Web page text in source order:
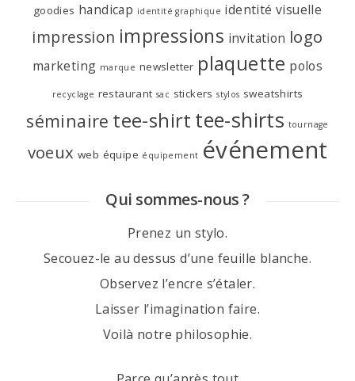
goodies handicap identité graphique identité visuelle
impression impressions invitation logo
marketing marque newsletter plaquette polos
recyclage restaurant sac stickers stylos sweatshirts
séminaire tee-shirt tee-shirts tournage
voeux web équipe équipement événement
Qui sommes-nous ?
Prenez un stylo.
Secouez-le au dessus d’une feuille blanche.
Observez l’encre s’étaler.
Laisser l’imagination faire.
Voilà notre philosophie.